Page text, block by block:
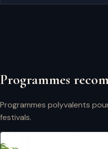
Programmes
Programmes polyvalents
festivals.